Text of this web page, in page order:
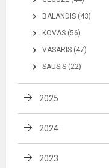
BALANDIS (43)
KOVAS (56)
VASARIS (47)
SAUSIS (22)
2025
2024
2023